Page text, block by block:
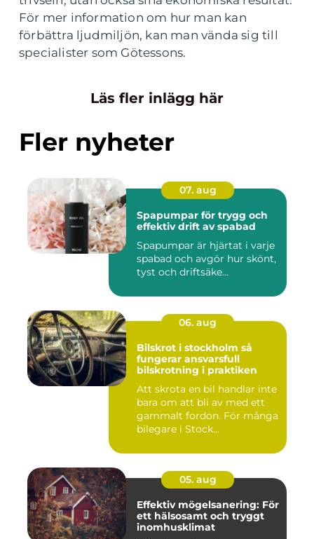
För mer information om hur man kan
förbättra ljudmiljön, kan man vända sig till
specialister som Götessons.
Läs fler inlägg här
Fler nyheter
07. aug
Spapumpar för trygg och
effektiv drift av spabad
Spapumpar är hjärtat i varje
spabad och avgör hur skönt,
tyst och driftsäke...
06. aug
Bilskrot i stockholm så
fungerar ansvarsfull
bilskrotning i praktiken
Att skrota en bil handlar inte
bara om att bli av med ett
gammalt fordon. För många
bilegare i Stock...
05. aug
Effektiv mögelsanering: För
ett hälsosamt och tryggt
inomhusklimat